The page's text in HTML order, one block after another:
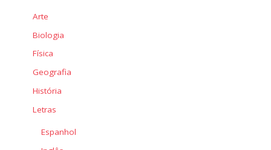
Arte
Biologia
Física
Geografia
História
Letras
Espanhol